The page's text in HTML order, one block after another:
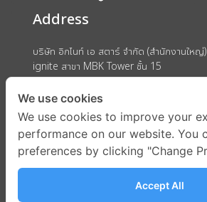
Address
บริษัท อิกไนท์ เอ สตาร์ จำกัด (สำนักงานใหญ่)
ignite สาขา MBK Tower ชั้น 15
ถนนพญาไท แขวงวังใหม่ เขตปทุมวัน กรุงเ
We use cookies
We use cookies to improve your
performance on our website. You
preferences by clicking "Change
Accept All